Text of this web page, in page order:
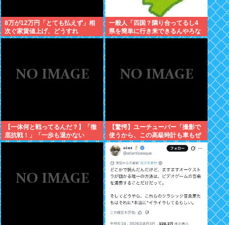
8万が12万円「とても払えず」相
次ぐ家賃値上げ、どうすれ
ば・・・？
一般人「四国？隣り合ってるし4
県を簡単に行き来できるんやろな
あ」←これwww
【一体何と戦ってるんだ？】「徹
底抗戦！」「一歩も退かない
ぞ！」原爆公園の前の極左を機動
【驚愕】ユーチューバー「撮影で
使うから、この高級時計も車もぜ
～んぶ経費でタダ！ｗ」←まさか
コレ本気にしてる奴なんておらん
よな？よな？w w w w w w w w w
w w